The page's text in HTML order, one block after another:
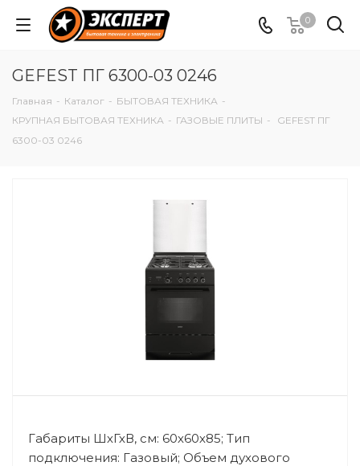
0
GEFEST ПГ 6300-03 0246
Главная - Каталог - БЫТОВАЯ ТЕХНИКА -
КРУПНАЯ БЫТОВАЯ ТЕХНИКА - ГАЗОВЫЕ ПЛИТЫ -
GEFEST ПГ
6300-03 0246
Габариты ШхГхВ, см: 60х60х85; Тип
подключения: Газовый; Объем духового